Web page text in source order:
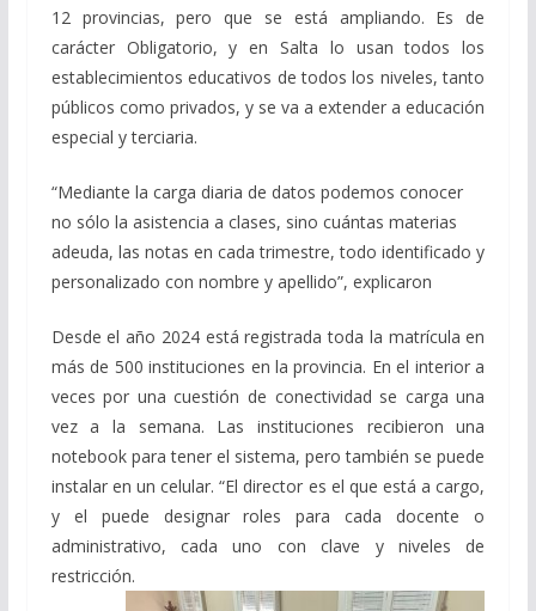
12 provincias, pero que se está ampliando. Es de
carácter Obligatorio, y en Salta lo usan todos los
establecimientos educativos de todos los niveles, tanto
públicos como privados, y se va a extender a educación
especial y terciaria.
“Mediante la carga diaria de datos podemos conocer
no sólo la asistencia a clases, sino cuántas materias
adeuda, las notas en cada trimestre, todo identificado y
personalizado con nombre y apellido”, explicaron
Desde el año 2024 está registrada toda la matrícula en
más de 500 instituciones en la provincia. En el interior a
veces por una cuestión de conectividad se carga una
vez a la semana. Las instituciones recibieron una
notebook para tener el sistema, pero también se puede
instalar en un celular. “El director es el que está a cargo,
y el puede designar roles para cada docente o
administrativo, cada uno con clave y niveles de
restricción.